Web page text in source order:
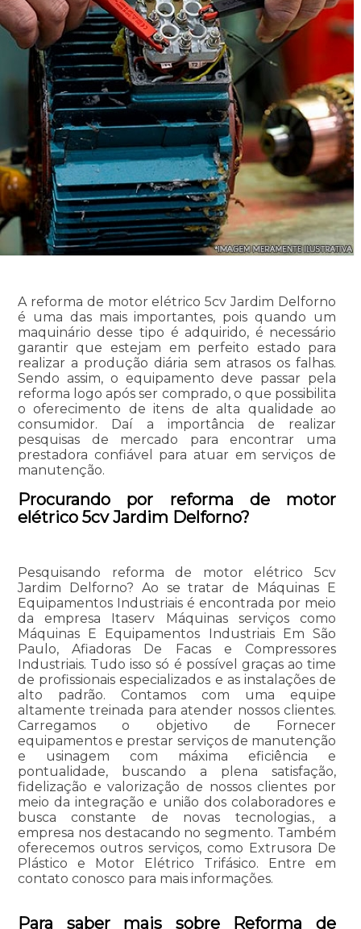
A reforma de motor elétrico 5cv Jardim Delforno
é uma das mais importantes, pois quando um
maquinário desse tipo é adquirido, é necessário
garantir que estejam em perfeito estado para
realizar a produção diária sem atrasos os falhas.
Sendo assim, o equipamento deve passar pela
reforma logo após ser comprado, o que possibilita
o oferecimento de itens de alta qualidade ao
consumidor. Daí a importância de realizar
pesquisas de mercado para encontrar uma
prestadora confiável para atuar em serviços de
manutenção.
Procurando por reforma de motor
elétrico 5cv Jardim Delforno?
Pesquisando reforma de motor elétrico 5cv
Jardim Delforno? Ao se tratar de Máquinas E
Equipamentos Industriais é encontrada por meio
da empresa Itaserv Máquinas serviços como
Máquinas E Equipamentos Industriais Em São
Paulo, Afiadoras De Facas e Compressores
Industriais. Tudo isso só é possível graças ao time
de profissionais especializados e as instalações de
alto padrão. Contamos com uma equipe
altamente treinada para atender nossos clientes.
Carregamos o objetivo de Fornecer
equipamentos e prestar serviços de manutenção
e usinagem com máxima eficiência e
pontualidade, buscando a plena satisfação,
fidelização e valorização de nossos clientes por
meio da integração e união dos colaboradores e
busca constante de novas tecnologias., a
empresa nos destacando no segmento. Também
oferecemos outros serviços, como Extrusora De
Plástico e Motor Elétrico Trifásico. Entre em
contato conosco para mais informações.
Para saber mais sobre Reforma de